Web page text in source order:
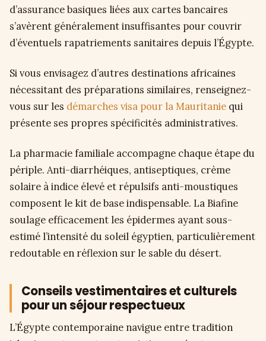
d’assurance basiques liées aux cartes bancaires
s’avèrent généralement insuffisantes pour couvrir
d’éventuels rapatriements sanitaires depuis l’Égypte.
Si vous envisagez d’autres destinations africaines
nécessitant des préparations similaires, renseignez-
vous sur les démarches visa pour la Mauritanie qui
présente ses propres spécificités administratives.
La pharmacie familiale accompagne chaque étape du
périple. Anti-diarrhéiques, antiseptiques, crème
solaire à indice élevé et répulsifs anti-moustiques
composent le kit de base indispensable. La Biafine
soulage efficacement les épidermes ayant sous-
estimé l’intensité du soleil égyptien, particulièrement
redoutable en réflexion sur le sable du désert.
Conseils vestimentaires et culturels
pour un séjour respectueux
L’Égypte contemporaine navigue entre tradition